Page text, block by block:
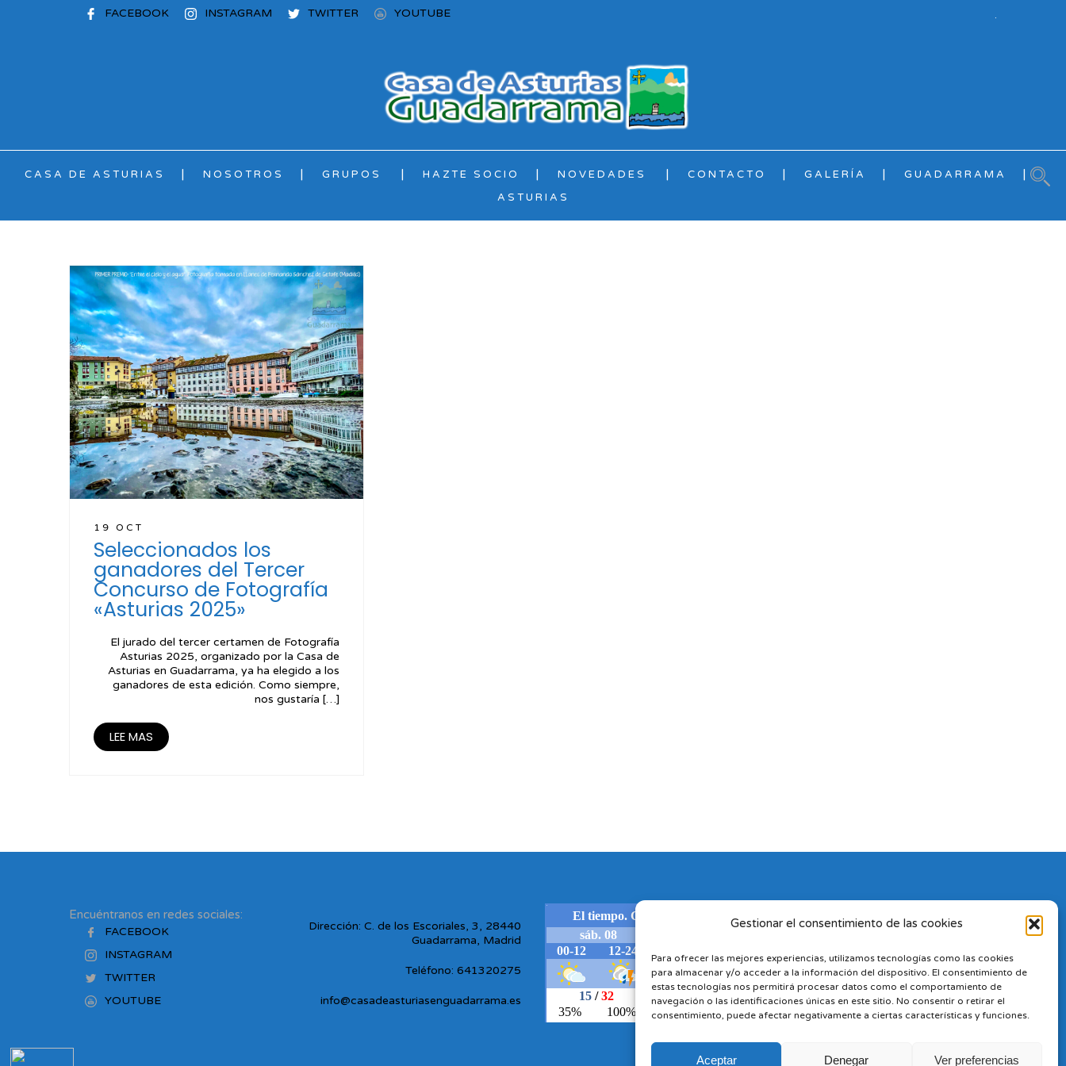
Gestionar el consentimiento de las cookies
Para ofrecer las mejores experiencias, utilizamos tecnologías como las cookies
para almacenar y/o acceder a la información del dispositivo. El consentimiento de
estas tecnologías nos permitirá procesar datos como el comportamiento de
navegación o las identificaciones únicas en este sitio. No consentir o retirar el
consentimiento, puede afectar negativamente a ciertas características y funciones.
Aceptar Denegar Ver preferencias
FACEBOOK INSTAGRAM TWITTER YOUTUBE .
CASA DE ASTURIAS NOSOTROS GRUPOS HAZTE SOCIO NOVEDADES CONTACTO GALERÍA
GUADARRAMA
ASTURIAS
19 OCT
Seleccionados los
ganadores del Tercer
Concurso de Fotografía
«Asturias 2025»
El jurado del tercer certamen de Fotografía
Asturias 2025, organizado por la Casa de
Asturias en Guadarrama, ya ha elegido a los
ganadores de esta edición. Como siempre,
nos gustaría […]
LEE MAS
Encuéntranos en redes sociales:
FACEBOOK
INSTAGRAM
TWITTER
YOUTUBE
Dirección: C. de los Escoriales, 3, 28440
Guadarrama, Madrid
Teléfono: 641320275
info@casadeasturiasenguadarrama.es